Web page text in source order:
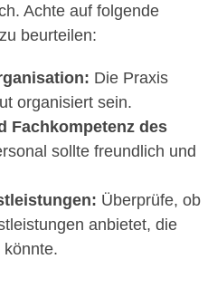
Achte auf folgende
beurteilen:
Die Praxis
organisiert sein.
Fachkompetenz des
sollte freundlich und
Überprüfe, ob
anbietet, die
könnte.